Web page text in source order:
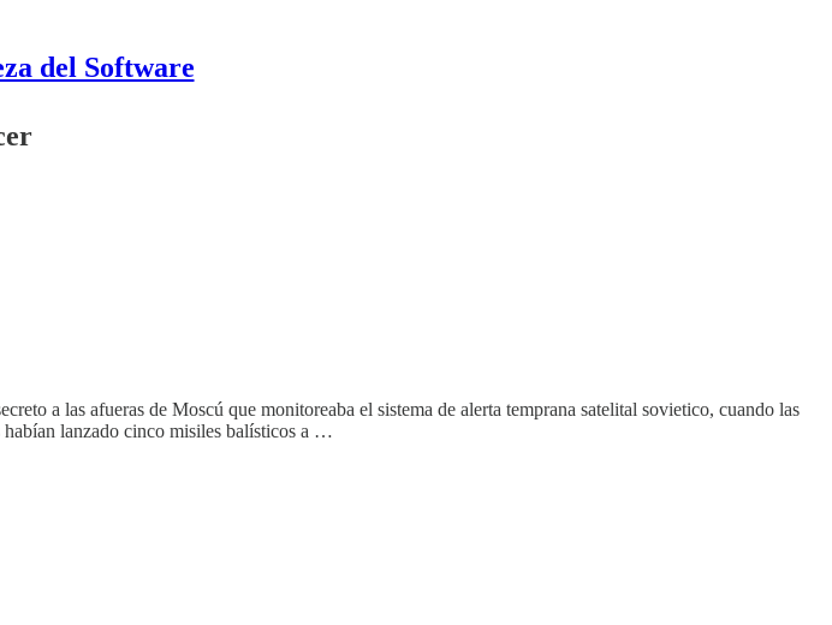
del Software
a las afueras de Moscú que monitoreaba el sistema de alerta temprana satelital sovietico, cuando las
habían lanzado cinco misiles balísticos a …